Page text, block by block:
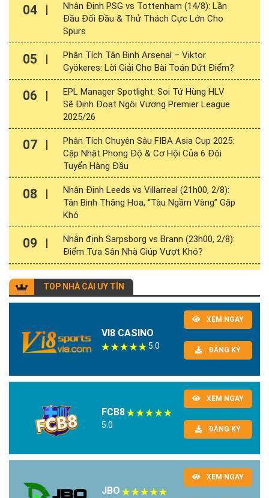
04
Nhận Định PSG vs Tottenham (14/8): Lần
Đầu Đối Đầu & Thử Thách Cực Lớn Cho
Spurs
05
Phân Tích Tân Binh Arsenal – Viktor
Gyökeres: Lời Giải Cho Bài Toán Dứt Điểm?
06
EPL Manager Spotlight: Soi Tứ Hùng HLV
Sẽ Định Đoạt Ngôi Vương Premier League
2025/26
07
Phân Tích Chuyên Sâu FIBA Asia Cup 2025:
Cập Nhật Phong Độ & Cơ Hội Của 6 Đội
Tuyển Hàng Đầu
08
Nhận Định Leeds vs Villarreal (21h00, 2/8):
Tân Binh Thăng Hoa, “Tàu Ngầm Vàng” Gặp
Khó
09
Nhận định Sarpsborg vs Brann (23h00, 2/8):
Điểm Tựa Sân Nhà Giúp Vượt Khó?
TOP NHÀ CÁI UY TÍN
VI8 CASINO
5.0
XEM NGAY
ĐĂNG KÝ
FCB8
5.0
XEM NGAY
ĐĂNG KÝ
JBO
XEM NGAY